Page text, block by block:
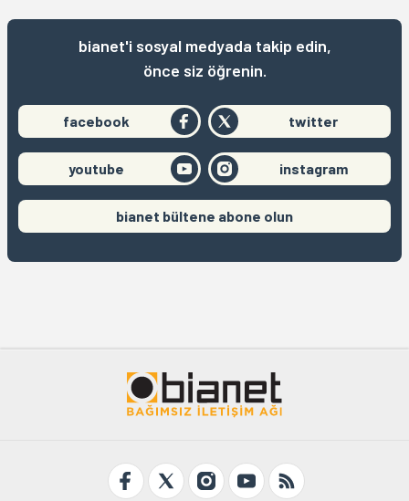
bianet'i sosyal medyada takip edin,
önce siz öğrenin.
facebook twitter
youtube instagram
bianet bültene abone olun